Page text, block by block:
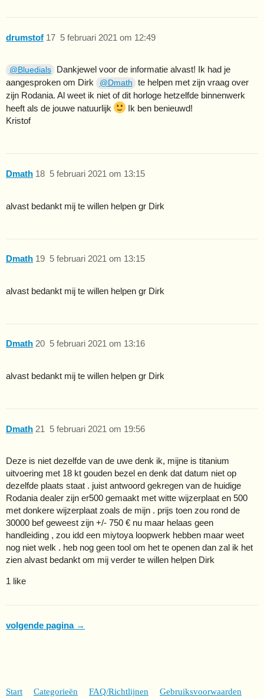
drumstof 5 februari 2021 om 12:49
17
@Bluedials
Dankjewel voor de informatie alvast! Ik had je
aangesproken om Dirk
@Dmath
te helpen met zijn vraag over
zijn Rodania. Al weet ik niet of dit horloge hetzelfde binnenwerk
heeft als de jouwe natuurlijk
Ik ben benieuwd!
Kristof
Dmath 5 februari 2021 om 13:15
18
alvast bedankt mij te willen helpen gr Dirk
Dmath 5 februari 2021 om 13:15
19
alvast bedankt mij te willen helpen gr Dirk
Dmath 5 februari 2021 om 13:16
20
alvast bedankt mij te willen helpen gr Dirk
Dmath 5 februari 2021 om 19:56
21
Deze is niet dezelfde van de uwe denk ik, mijne is titanium
uitvoering met 18 kt gouden bezel en denk dat datum niet op
dezelfde plaats staat . juist antwoord gekregen van de huidige
Rodania dealer zijn er500 gemaakt met witte wijzerplaat en 500
met donkere wijzerplaat zoals de mijn . prijs toen zou rond de
30000 bef geweest zijn +/- 750 € nu maar helaas geen
handleiding , zou idd een miytoya loopwerk hebben maar weet
nog niet welk . heb nog geen tool om het te openen dan zal ik het
zien alvast bedankt om mij verder te willen helpen Dirk
1 like
volgende pagina →
Start Categorieën FAQ/Richtlijnen Gebruiksvoorwaarden